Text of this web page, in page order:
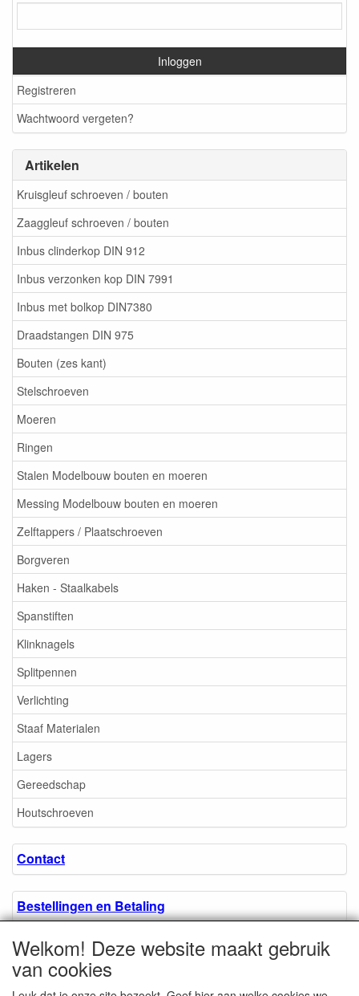
Inloggen
Registreren
Wachtwoord vergeten?
Artikelen
Kruisgleuf schroeven / bouten
Zaaggleuf schroeven / bouten
Inbus clinderkop DIN 912
Inbus verzonken kop DIN 7991
Inbus met bolkop DIN7380
Draadstangen DIN 975
Bouten (zes kant)
Stelschroeven
Moeren
Ringen
Stalen Modelbouw bouten en moeren
Messing Modelbouw bouten en moeren
Zelftappers / Plaatschroeven
Borgveren
Haken - Staalkabels
Spanstiften
Klinknagels
Splitpennen
Verlichting
Staaf Materialen
Lagers
Gereedschap
Houtschroeven
Contact
Bestellingen en Betaling
Algemene voorwaarden
Welkom! Deze website maakt gebruik
van cookies